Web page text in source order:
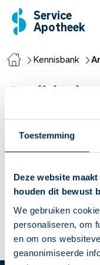
Toestemming
Deze website
houden dit bewust
We gebruiken
personaliseren, om
en om ons
geanonimiseerde
Service
Apotheek
Kennisbank
Wat is
Wanneer een
antibioticaresistentie.
langer hoe meer
antibiotica. Hierdoor
infecties niet meer
Lees meer